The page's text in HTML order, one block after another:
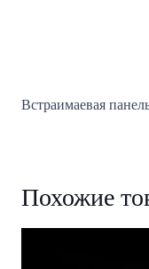
Встраимаевая
Похожие